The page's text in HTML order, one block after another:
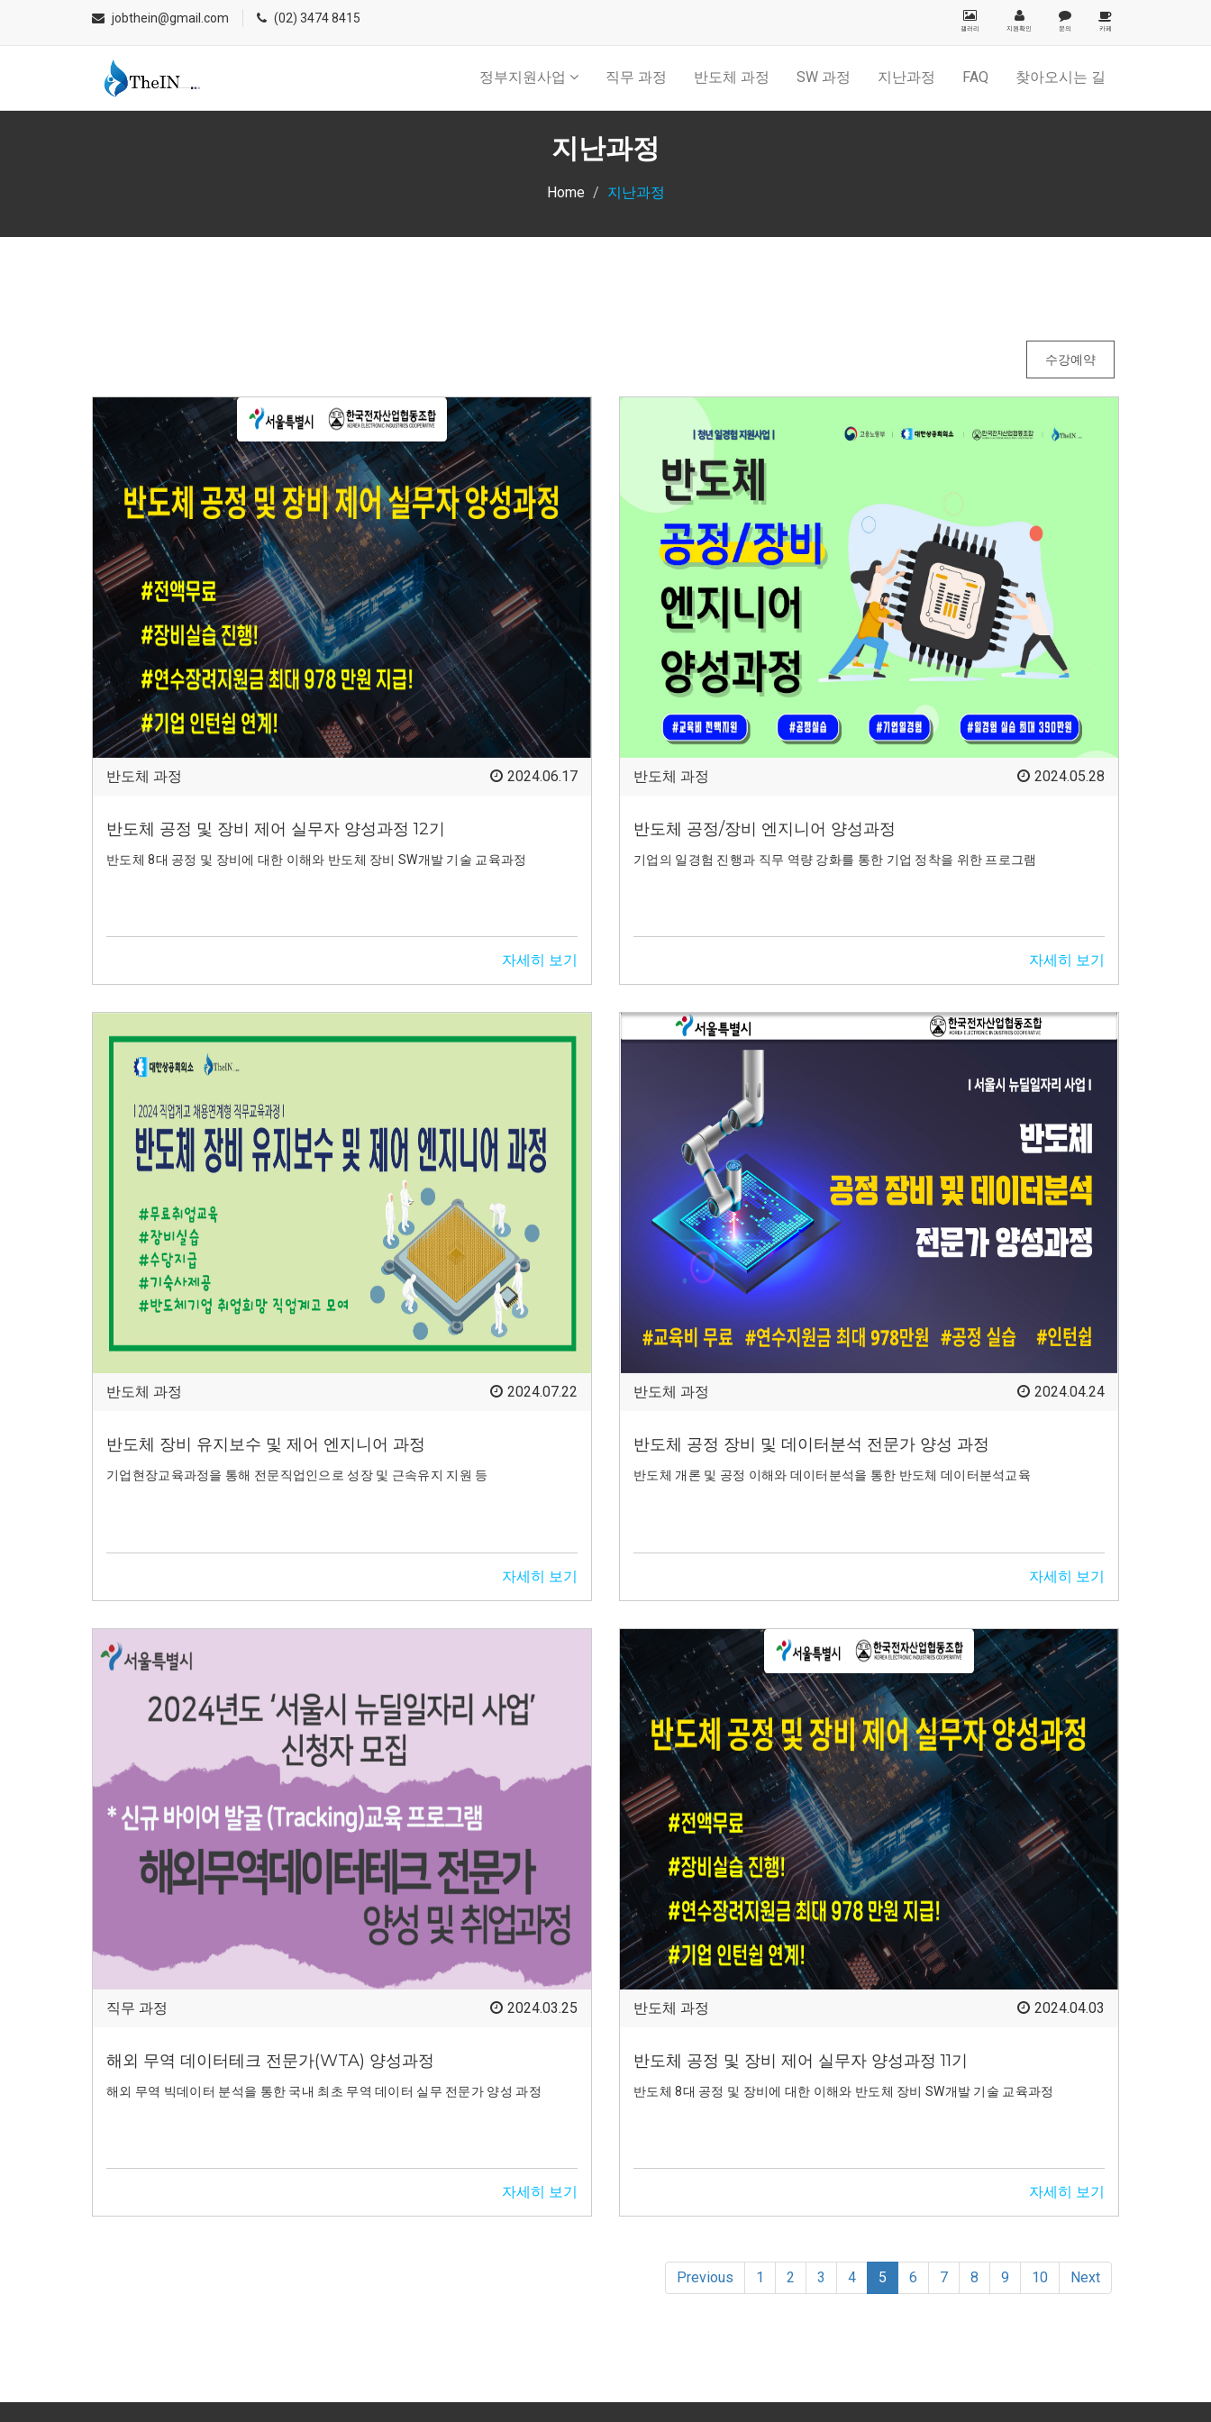
jobthein@gmail.com (02) 3474 8415
갤러리 지원확인 문의 카페
정부지원사업 직무 과정 반도체 과정 SW 과정 지난과정 FAQ 찾아오시는 길
지난과정
Home 지난과정
수강예약
반도체 과정 2024.06.17
반도체 공정 및 장비 제어 실무자 양성과정 12기
반도체 8대 공정 및 장비에 대한 이해와 반도체 장비 SW개발 기술 교육과정
자세히 보기
반도체 과정 2024.05.28
반도체 공정/장비 엔지니어 양성과정
기업의 일경험 진행과 직무 역량 강화를 통한 기업 정착을 위한 프로그램
자세히 보기
반도체 과정 2024.07.22
반도체 장비 유지보수 및 제어 엔지니어 과정
기업현장교육과정을 통해 전문직업인으로 성장 및 근속유지 지원 등
자세히 보기
반도체 과정 2024.04.24
반도체 공정 장비 및 데이터분석 전문가 양성 과정
반도체 개론 및 공정 이해와 데이터분석을 통한 반도체 데이터분석교육
자세히 보기
직무 과정 2024.03.25
해외 무역 데이터테크 전문가(WTA) 양성과정
해외 무역 빅데이터 분석을 통한 국내 최초 무역 데이터 실무 전문가 양성 과정
자세히 보기
반도체 과정 2024.04.03
반도체 공정 및 장비 제어 실무자 양성과정 11기
반도체 8대 공정 및 장비에 대한 이해와 반도체 장비 SW개발 기술 교육과정
자세히 보기
Previous 1 2 3 4 5 (current)
6 7 8 9 10 Next